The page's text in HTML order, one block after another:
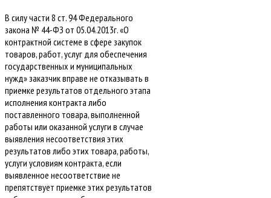
В силу части 8 ст. 94 Федерального
закона № 44-ФЗ от 05.04.2013г. «О
контрактной системе в сфере закупок
товаров, работ, услуг для обеспечения
государственных и муниципальных
нужд» заказчик вправе не отказывать в
приемке результатов отдельного этапа
исполнения контракта либо
поставленного товара, выполненной
работы или оказанной услуги в случае
выявления несоответствия этих
результатов либо этих товара, работы,
услуги условиям контракта, если
выявленное несоответствие не
препятствует приемке этих результатов